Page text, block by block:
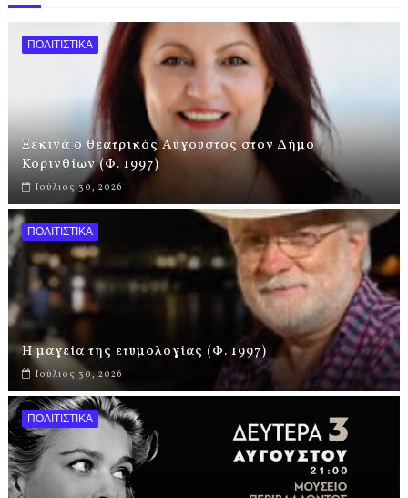
ΠΟΛΙΤΙΣΤΙΚΑ
Ξεκινά ο θεατρικός Αύγουστος στον Δήμο
Κορινθίων (Φ. 1997)
Ιούλιος 30, 2026
ΠΟΛΙΤΙΣΤΙΚΑ
Η μαγεία της ετυμολογίας (Φ. 1997)
Ιούλιος 30, 2026
ΠΟΛΙΤΙΣΤΙΚΑ